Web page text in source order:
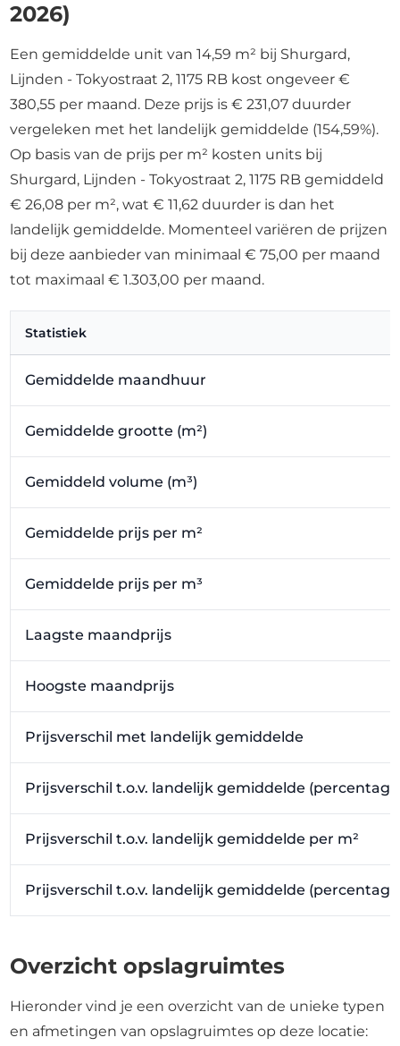
2026)
Een gemiddelde unit van 14,59 m² bij Shurgard,
Lijnden - Tokyostraat 2, 1175 RB kost ongeveer €
380,55 per maand. Deze prijs is € 231,07 duurder
vergeleken met het landelijk gemiddelde (154,59%).
Op basis van de prijs per m² kosten units bij
Shurgard, Lijnden - Tokyostraat 2, 1175 RB gemiddeld
€ 26,08 per m², wat € 11,62 duurder is dan het
landelijk gemiddelde. Momenteel variëren de prijzen
bij deze aanbieder van minimaal € 75,00 per maand
tot maximaal € 1.303,00 per maand.
Statistiek
Gemiddelde maandhuur
Gemiddelde grootte (m²)
Gemiddeld volume (m³)
Gemiddelde prijs per m²
Gemiddelde prijs per m³
Laagste maandprijs
Hoogste maandprijs
Prijsverschil met landelijk gemiddelde
Prijsverschil t.o.v. landelijk gemiddelde
Prijsverschil t.o.v. landelijk gemiddelde per m²
Prijsverschil t.o.v. landelijk gemiddelde
Overzicht opslagruimtes
Hieronder vind je een overzicht van de unieke typen
en afmetingen van opslagruimtes op deze locatie: